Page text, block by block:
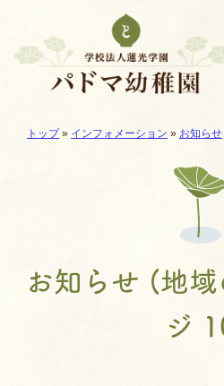
メインメニュー
ここから本文です。
現在地:
トップ» インフォメーション » お知らせ
お知らせ (地
ジ